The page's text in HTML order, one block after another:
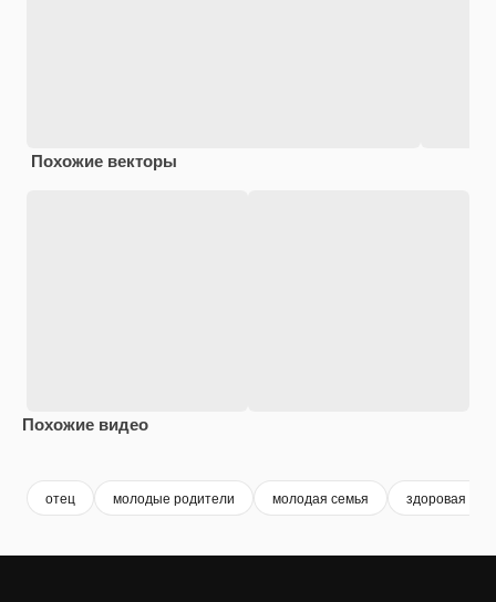
Похожие векторы
Похожие видео
отец молодые родители молодая семья здоровая